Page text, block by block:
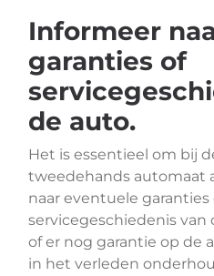
Informeer
garanties of
de auto.
Het is essentieel om bij
tweedehands automaat
naar eventuele garanties
servicegeschiedenis van
of er nog garantie op de
in het verleden